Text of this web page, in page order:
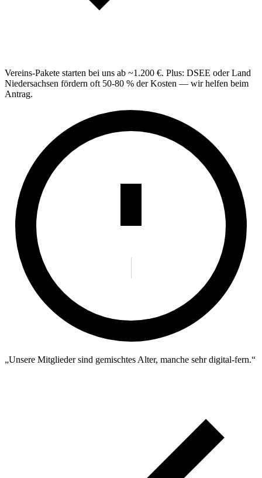
Vereins-Pakete starten bei uns ab ~1.200 €. Plus: DSEE oder Land
Niedersachsen fördern oft 50-80 % der Kosten — wir helfen beim
Antrag.
„Unsere Mitglieder sind gemischtes Alter, manche sehr digital-fern.“